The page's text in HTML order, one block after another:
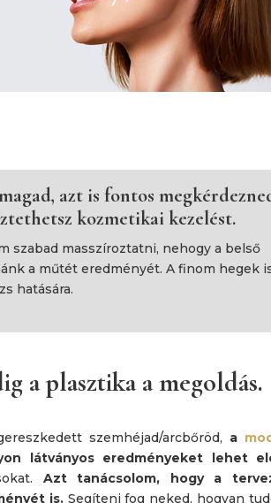
azt is fontos
kozmetikai kezelést.
szabad masszíroztatni, nehogy a belső
a műtét eredményét. A finom hegek
hatására.
a plasztika a megoldás.
szemhéjad/arcbőröd, a
látványos eredményeket lehet
Azt tanácsolom, hogy a
is.Segíteni fog neked, hogyan